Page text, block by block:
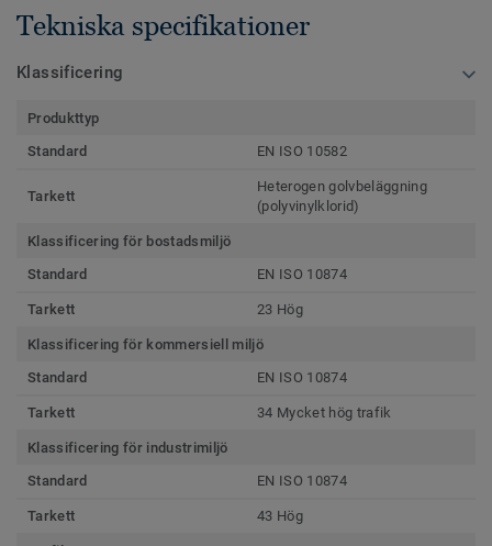
Tekniska specifikationer
Klassificering
Produkttyp
Standard
EN ISO 10582
Tarkett
Heterogen golvbeläggning
(polyvinylklorid)
Klassificering för bostadsmiljö
Standard
EN ISO 10874
Tarkett 23 Hög
Klassificering för kommersiell miljö
Standard
EN ISO 10874
Tarkett 34 Mycket hög trafik
Klassificering för industrimiljö
Standard
EN ISO 10874
Tarkett 43 Hög